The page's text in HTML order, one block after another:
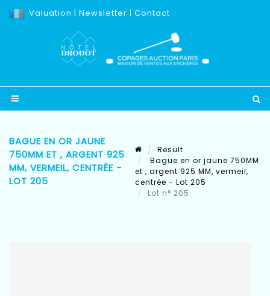
Valuation | Newsletter | Contact
BAGUE EN OR JAUNE
750MM ET , ARGENT 925
MM, VERMEIL, CENTRÉE -
LOT 205
Result
Bague en or jaune 750MM
et , argent 925 MM, vermeil,
centrée - Lot 205
Lot n° 205